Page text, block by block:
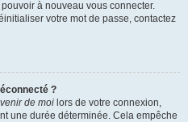
à nouveau vous connecter.
votre mot de passe, contactez
?
de moi lors de votre connexion,
une durée déterminée. Cela empêche